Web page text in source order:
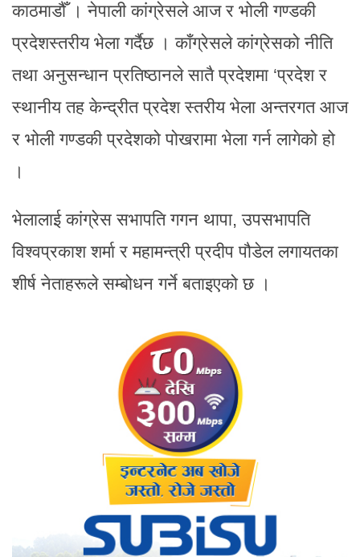
काठमाडौँ । नेपाली कांग्रेसले आज र भोली गण्डकी
प्रदेशस्तरीय भेला गर्दैछ । काँग्रेसले कांग्रेसको नीति
तथा अनुसन्धान प्रतिष्ठानले सातै प्रदेशमा ‘प्रदेश र
स्थानीय तह केन्द्रीत प्रदेश स्तरीय भेला अन्तरगत आज
र भोली गण्डकी प्रदेशको पोखरामा भेला गर्न लागेको हो
।
भेलालाई कांग्रेस सभापति गगन थापा, उपसभापति
विश्वप्रकाश शर्मा र महामन्त्री प्रदीप पौडेल लगायतका
शीर्ष नेताहरूले सम्बोधन गर्ने बताइएको छ ।